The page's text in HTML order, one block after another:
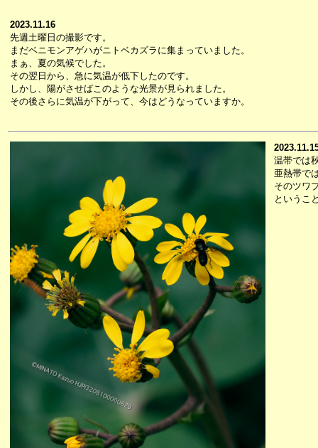
2023.11.16
先週土曜日の撮影です。
まだベニモンアゲハがニトベカズラに集まっていました。
まぁ、夏の気候でした。
その翌日から、急に気温が低下したのです。
しかし、陽がさせばこのような光景が見られました。
その後さらに気温が下がって、今はどうなっていますか。
温帯では
亜熱帯で
そのツワ
というこ